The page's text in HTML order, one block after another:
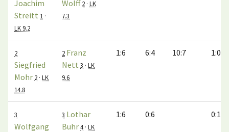
Joachim
Streitt 1 ·
LK 9.2
Wolff 2 · LK
7.3
2
Siegfried
Mohr 2 · LK
14.8
2 Franz
Nett 3 · LK
9.6
1:6 6:4 10:7 1:0
3
Wolfgang
3 Lothar
Buhr4 · LK
1:6 0:6 0:1